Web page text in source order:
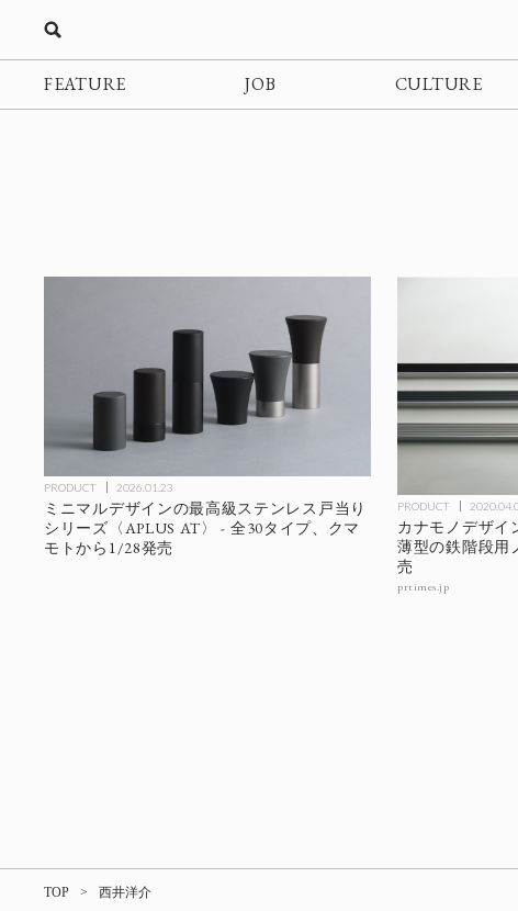
FEATURE JOB CULTURE
PRODUCT 2026.01.23
ミニマルデザインの最高級ステンレス戸当り
シリーズ〈APLUS AT〉 - 全30タイプ、クマ
モトから1/28発売
PRODUCT
カナモノデザイ
薄型の鉄階段用
売
prtimes.jp
TOP 西井洋介